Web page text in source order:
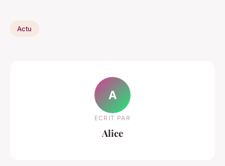
Actu
A
ECRIT PAR
Alice